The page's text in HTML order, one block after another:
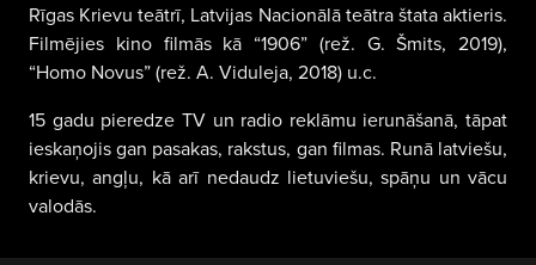
Rīgas Krievu teātrī, Latvijas Nacionālā teātra štata aktieris.
Filmējies kino filmās kā “1906” (rež. G. Šmits, 2019),
“Homo Novus” (rež. A. Viduleja, 2018) u.c.
15 gadu pieredze TV un radio reklāmu ierunāšanā, tāpat
ieskaņojis gan pasakas, rakstus, gan filmas. Runā latviešu,
krievu, angļu, kā arī nedaudz lietuviešu, spāņu un vācu
valodās.